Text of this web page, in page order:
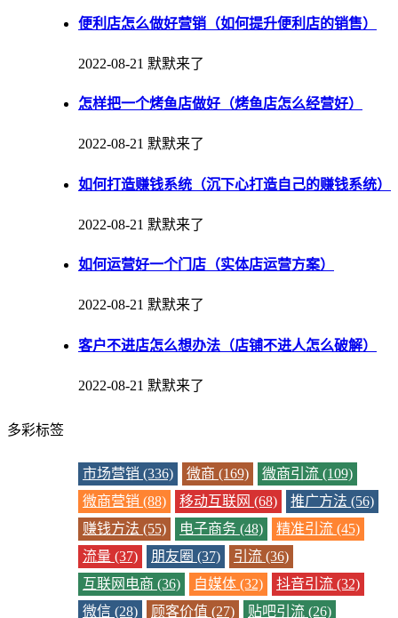
便利店怎么做好营销（如何提升便利店的销售）
2022-08-21 默默来了
怎样把一个烤鱼店做好（烤鱼店怎么经营好）
2022-08-21 默默来了
如何打造赚钱系统（沉下心打造自己的赚钱系统）
2022-08-21 默默来了
如何运营好一个门店（实体店运营方案）
2022-08-21 默默来了
客户不进店怎么想办法（店铺不进人怎么破解）
2022-08-21 默默来了
多彩标签
市场营销 (336) 微商 (169)
微商引流 (109)
微商营销 (88)
移动互联网 (68)
推广方法 (56)
赚钱方法 (55)
电子商务 (48)
精准引流 (45)
流量 (37)
朋友圈 (37)
引流 (36)
互联网电商 (36)
自媒体 (32)
抖音引流 (32)
微信 (28)
顾客价值 (27) 贴吧引流 (26)